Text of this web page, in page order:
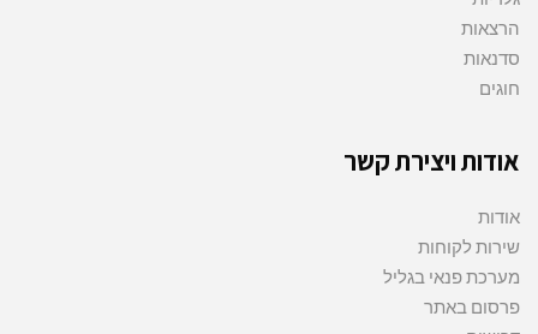
הרצאות
סדנאות
חוגים
אודות ויצירת קשר
אודות
שירות לקוחות
מערכת פנאי בגליל
פרסום באתר